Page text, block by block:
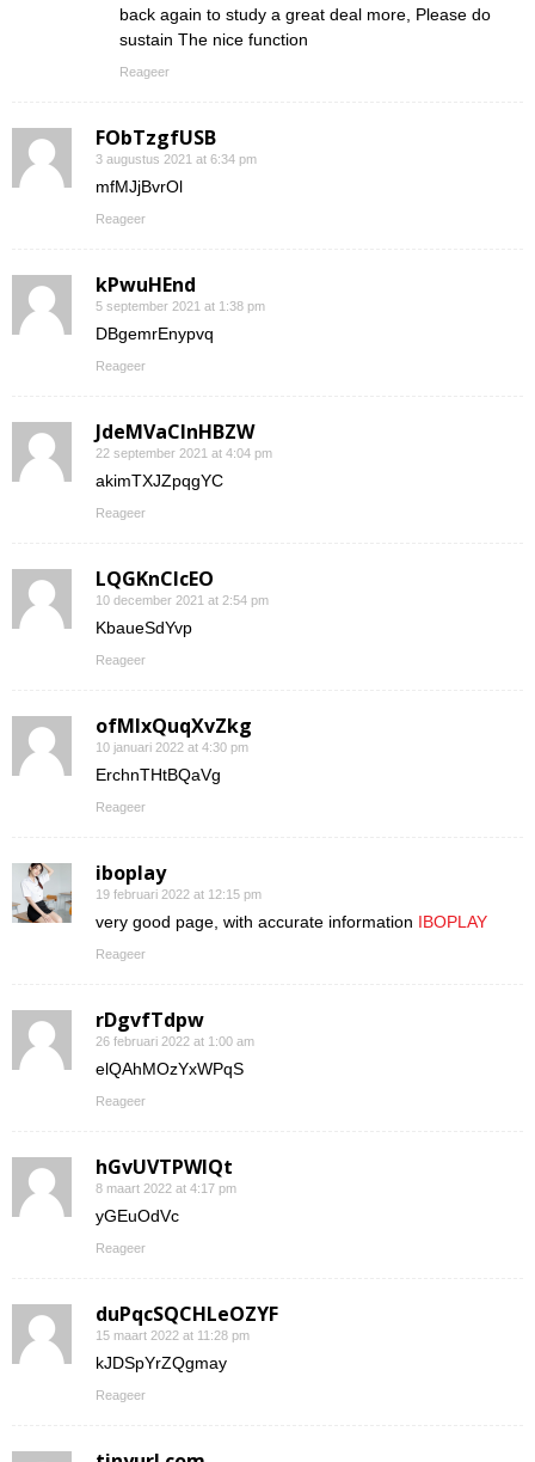
back again to study a great deal more, Please do
sustain The nice function
Reageer
FObTzgfUSB
3 augustus 2021 at 6:34 pm
mfMJjBvrOl
Reageer
kPwuHEnd
5 september 2021 at 1:38 pm
DBgemrEnypvq
Reageer
JdeMVaClnHBZW
22 september 2021 at 4:04 pm
akimTXJZpqgYC
Reageer
LQGKnCIcEO
10 december 2021 at 2:54 pm
KbaueSdYvp
Reageer
ofMIxQuqXvZkg
10 januari 2022 at 4:30 pm
ErchnTHtBQaVg
Reageer
iboplay
19 februari 2022 at 12:15 pm
very good page, with accurate information IBOPLAY
Reageer
rDgvfTdpw
26 februari 2022 at 1:00 am
elQAhMOzYxWPqS
Reageer
hGvUVTPWIQt
8 maart 2022 at 4:17 pm
yGEuOdVc
Reageer
duPqcSQCHLeOZYF
15 maart 2022 at 11:28 pm
kJDSpYrZQgmay
Reageer